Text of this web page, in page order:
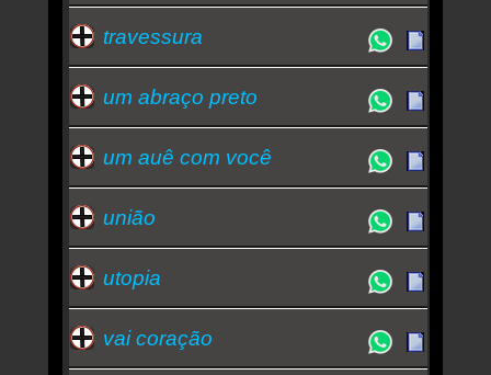
travessura
um abraço preto
um auê com você
união
utopia
vai coração